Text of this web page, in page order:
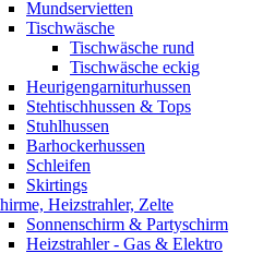
Mundservietten
Tischwäsche
Tischwäsche rund
Tischwäsche eckig
Heurigengarniturhussen
Stehtischhussen & Tops
Stuhlhussen
Barhockerhussen
Schleifen
Skirtings
Heizstrahler, Zelte
Sonnenschirm & Partyschirm
Heizstrahler - Gas & Elektro